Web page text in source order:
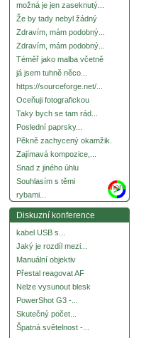
možná je jen zaseknutý...
Že by tady nebyl žádný
Zdravím, mám podobný...
Zdravím, mám podobný...
Téměř jako malba včetně
já jsem tuhně něco...
https://sourceforge.net/...
Oceňuji fotografickou
Taky bych se tam rád...
Poslední paprsky...
Pěkně zachycený okamžik.
Zajímavá kompozice,...
Snad z jiného úhlu
Souhlasím s těmi
rybami...
more
Diskuzní konference
kabel USB s...
Jaký je rozdíl mezi...
Manuální objektiv
Přestal reagovat AF
Nelze vysunout blesk
PowerShot G3 -...
Skutečný počet...
Špatná světelnost -...